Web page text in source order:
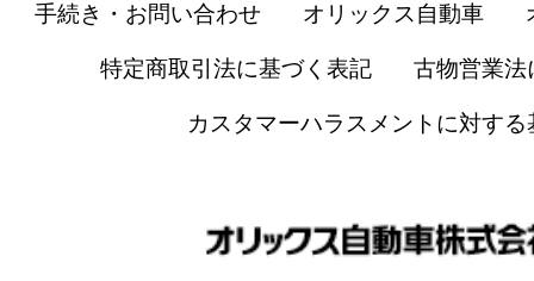
手続き・お問い合わせ オリックス自動車
特定商取引法に基づく表記 古物営業法
カスタマーハラスメントに対する